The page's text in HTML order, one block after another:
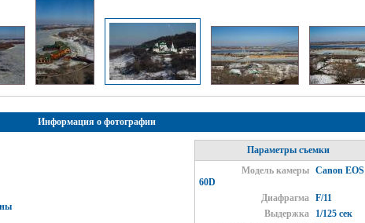
Информация о фотографии
Параметры съемки
Модель камеры
Canon EOS
60D
Диафрагма
F/11
Выдержка
1/125 сек